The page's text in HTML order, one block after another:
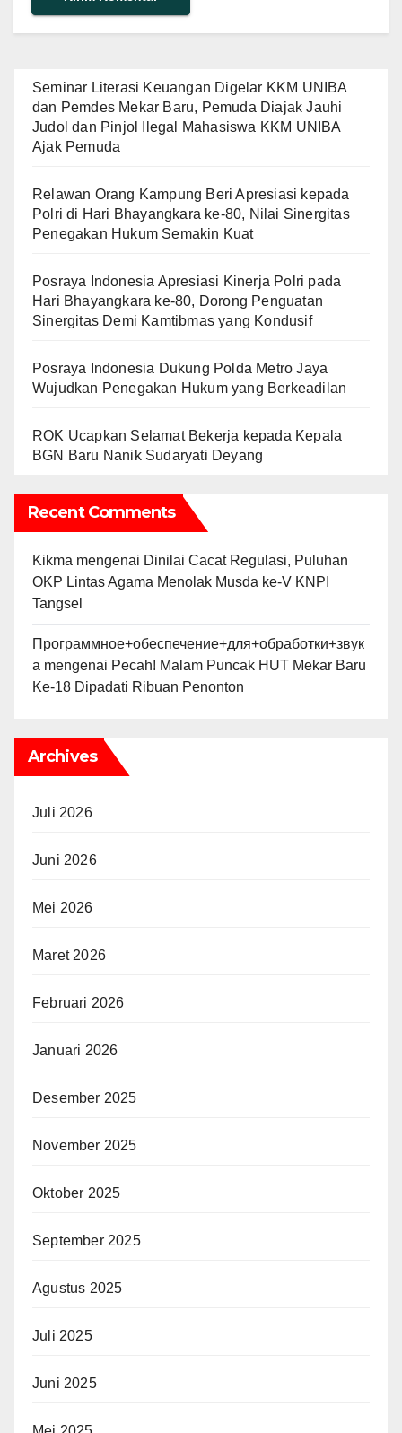
Seminar Literasi Keuangan Digelar KKM UNIBA
dan Pemdes Mekar Baru, Pemuda Diajak Jauhi
Judol dan Pinjol Ilegal Mahasiswa KKM UNIBA
Ajak Pemuda
Relawan Orang Kampung Beri Apresiasi kepada
Polri di Hari Bhayangkara ke-80, Nilai Sinergitas
Penegakan Hukum Semakin Kuat
Posraya Indonesia Apresiasi Kinerja Polri pada
Hari Bhayangkara ke-80, Dorong Penguatan
Sinergitas Demi Kamtibmas yang Kondusif
Posraya Indonesia Dukung Polda Metro Jaya
Wujudkan Penegakan Hukum yang Berkeadilan
ROK Ucapkan Selamat Bekerja kepada Kepala
BGN Baru Nanik Sudaryati Deyang
Recent Comments
Kikma mengenai Dinilai Cacat Regulasi, Puluhan
OKP Lintas Agama Menolak Musda ke-V KNPI
Tangsel
Программное+обеспечение+для+обработки+звук
а mengenai Pecah! Malam Puncak HUT Mekar Baru
Ke-18 Dipadati Ribuan Penonton
Archives
Juli 2026
Juni 2026
Mei 2026
Maret 2026
Februari 2026
Januari 2026
Desember 2025
November 2025
Oktober 2025
September 2025
Agustus 2025
Juli 2025
Juni 2025